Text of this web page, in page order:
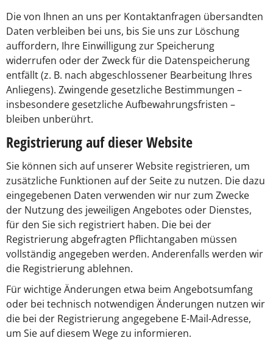
Die von Ihnen an uns per Kontaktanfragen übersandten
Daten verbleiben bei uns, bis Sie uns zur Löschung
auffordern, Ihre Einwilligung zur Speicherung
widerrufen oder der Zweck für die Datenspeicherung
entfällt (z. B. nach abgeschlossener Bearbeitung Ihres
Anliegens). Zwingende gesetzliche Bestimmungen –
insbesondere gesetzliche Aufbewahrungsfristen –
bleiben unberührt.
Registrierung auf dieser Website
Sie können sich auf unserer Website registrieren, um
zusätzliche Funktionen auf der Seite zu nutzen. Die dazu
eingegebenen Daten verwenden wir nur zum Zwecke
der Nutzung des jeweiligen Angebotes oder Dienstes,
für den Sie sich registriert haben. Die bei der
Registrierung abgefragten Pflichtangaben müssen
vollständig angegeben werden. Anderenfalls werden wir
die Registrierung ablehnen.
Für wichtige Änderungen etwa beim Angebotsumfang
oder bei technisch notwendigen Änderungen nutzen wir
die bei der Registrierung angegebene E-Mail-Adresse,
um Sie auf diesem Wege zu informieren.